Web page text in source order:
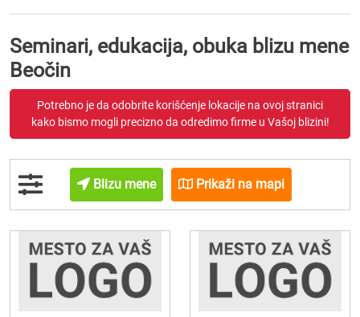
Seminari, edukacija, obuka blizu mene
Beočin
Potrebno je da odobrite korišćenje lokacije na ovoj stranici
kako bismo mogli precizno da odredimo firme u Vašoj blizini!
Blizu mene Prikaži na mapi